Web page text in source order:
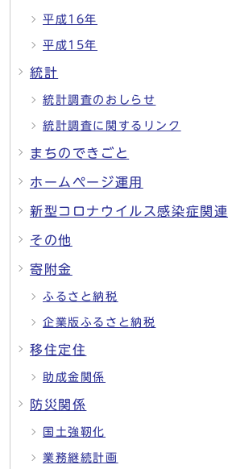
平成16年
平成15年
統計
統計調査のおしらせ
統計調査に関するリンク
まちのできごと
ホームページ運用
新型コロナウイルス感染症関連
その他
寄附金
ふるさと納税
企業版ふるさと納税
移住定住
助成金関係
防災関係
国土強靭化
業務継続計画